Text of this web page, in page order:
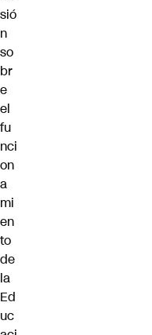
sió
n
so
br
e
el
fu
nci
on
a
mi
en
to
de
la
Ed
uc